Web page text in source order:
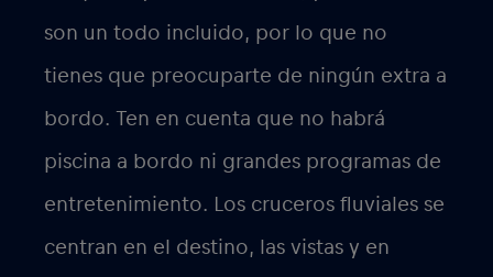
son un todo incluido, por lo que no
tienes que preocuparte de ningún extra a
bordo. Ten en cuenta que no habrá
piscina a bordo ni grandes programas de
entretenimiento. Los cruceros fluviales se
centran en el destino, las vistas y en